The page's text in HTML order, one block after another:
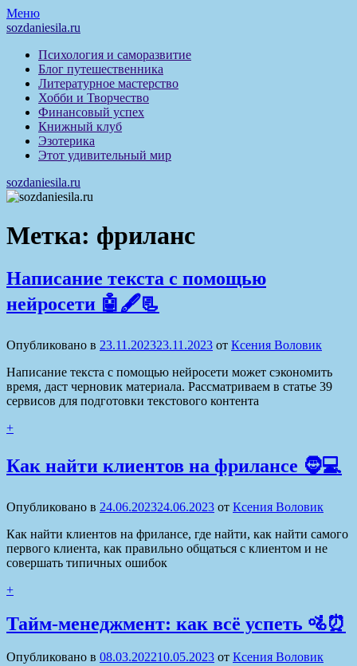
Перейти
к
Меню
sozdaniesila.ru
Психология и саморазвитие
Блог путешественника
Литературное мастерство
Хобби и Творчество
Финансовый успех
Книжный клуб
Эзотерика
Этот удивительный мир
sozdaniesila.ru
Метка: фриланс
Написание текста с помощью
нейросети 🤖🖋️📃
Опубликовано в 23.11.202323.11.2023 от Ксения Воловик
Написание текста с помощью нейросети может сэкономить
время, даст черновик материала. Рассматриваем в статье 39
сервисов для подготовки текстового контента
+
Как найти клиентов на фрилансе 🧔💻
Опубликовано в 24.06.202324.06.2023 от Ксения Воловик
Как найти клиентов на фрилансе, где найти, как найти самого
первого клиента, как правильно общаться с клиентом и не
совершать типичных ошибок
+
Тайм-менеджмент: как всё успеть 🚵⏰
Опубликовано в 08.03.202210.05.2023 от Ксения Воловик